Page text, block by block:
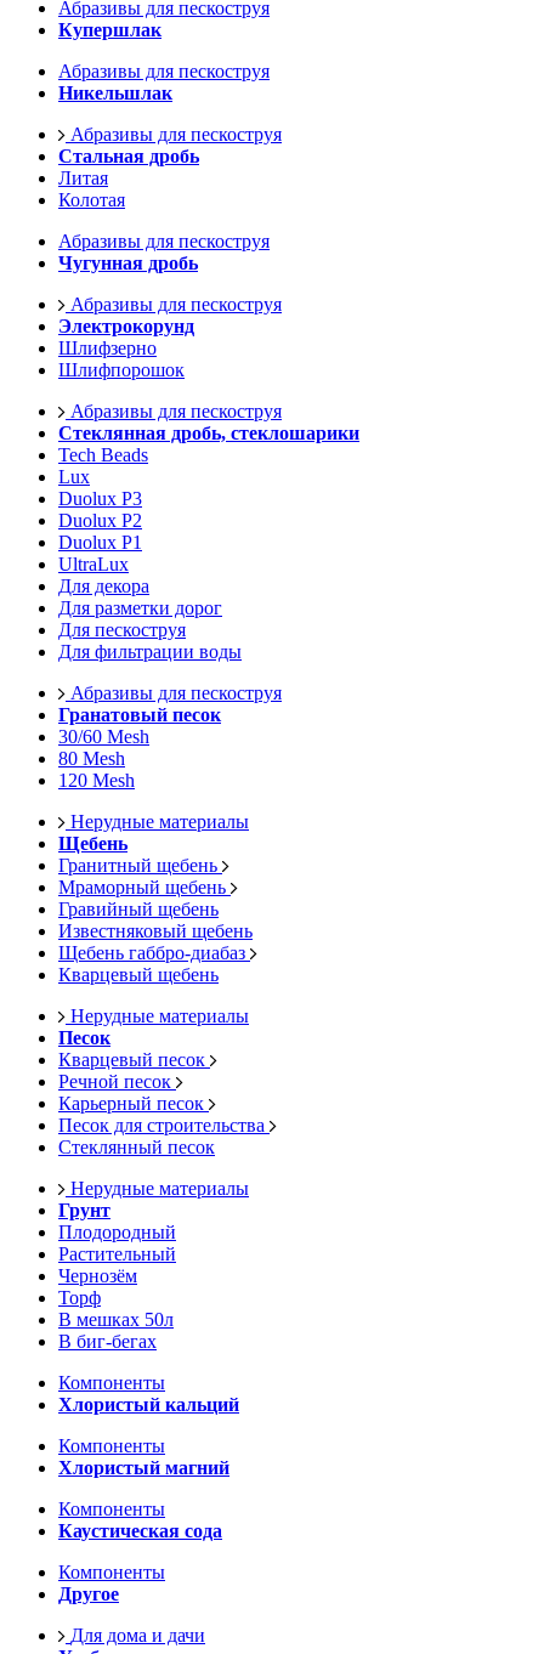
Абразивы для пескоструя
Купершлак
Абразивы для пескоструя
Никельшлак
Абразивы для пескоструя
Стальная дробь
Литая
Колотая
Абразивы для пескоструя
Чугунная дробь
Абразивы для пескоструя
Электрокорунд
Шлифзерно
Шлифпорошок
Абразивы для пескоструя
Стеклянная дробь, стеклошарики
Tech Beads
Lux
Duolux P3
Duolux P2
Duolux P1
UltraLux
Для декора
Для разметки дорог
Для пескоструя
Для фильтрации воды
Абразивы для пескоструя
Гранатовый песок
30/60 Mesh
80 Mesh
120 Mesh
Нерудные материалы
Щебень
Гранитный щебень
Мраморный щебень
Гравийный щебень
Известняковый щебень
Щебень габбро-диабаз
Кварцевый щебень
Нерудные материалы
Песок
Кварцевый песок
Речной песок
Карьерный песок
Песок для строительства
Стеклянный песок
Нерудные материалы
Грунт
Плодородный
Растительный
Чернозём
Торф
В мешках 50л
В биг-бегах
Компоненты
Хлористый кальций
Компоненты
Хлористый магний
Компоненты
Каустическая сода
Компоненты
Другое
Для дома и дачи